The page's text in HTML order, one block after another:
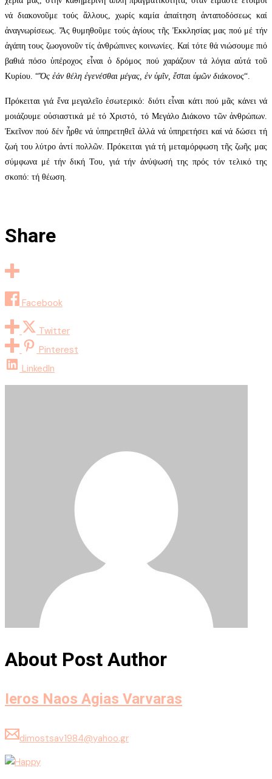
νά διακονοῦμε τούς ἄλλους, χωρίς καμία ἀπαίτηση ἀνταποδόσεως καί
ἀναγνωρίσεως. Ἄς θυμηθοῦμε τούς ἁγίους τῆς Ἐκκλησίας μας πού μέ τήν
ἀγάπη τους ζωογονοῦν τίς ἀνθρώπινες κοινωνίες. Καί τότε θά νιώσουμε πιό
βαθιά πόσο ὑπέροχος εἶναι ὁ δρόμος πού χαράζουν τά λόγια αὐτά τοῦ
Κυρίου. “Ὅς ἐάν θέλη ἐγενέσθαι μέγας, ἐν ὑμῖν, ἔσται ὑμῶν διάκονος“.
Πρόκειται γιά ἕνα μεγαλεῖο ἐσωτερικό: διότι εἶναι κάτι πού μᾶς κάνει νά
μοιάζουμε οὐσιαστικά μέ τό Χριστό, τό Μεγάλο Διάκονο τῶν ἀνθρώπων.
Ἐκεῖνον πού δέν ἦρθε νά ὑπηρετηθεῖ ἀλλά νά ὑπηρετήσει καί νά δώσει τή
ζωή του λύτρο ἀντί πολλῶν. Πρόκειται γιά τή μεταμόρφωση τῆς ζωῆς μας
σύμφωνα μέ τήν δική Του, γιά τήν ἀνύψωσή της πρός τόν τελικό της
σκοπό: τή θέωση.
Share
Facebook
Twitter
Pinterest
LinkedIn
About Post Author
Ieros Naos Agias Varvaras
dimostsav1984@yahoo.gr